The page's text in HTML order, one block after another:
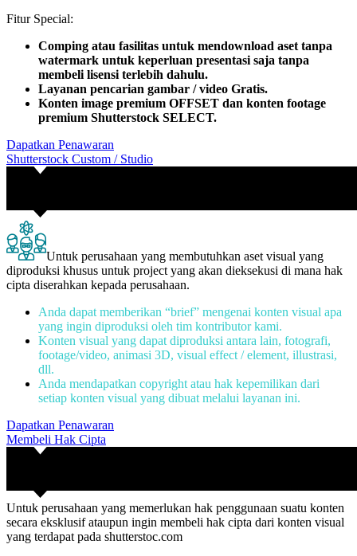
Fitur Special:
Comping atau fasilitas untuk mendownload aset tanpa
watermark untuk keperluan presentasi saja tanpa
membeli lisensi terlebih dahulu.
Layanan pencarian gambar / video Gratis.
Konten image premium OFFSET dan konten footage
premium Shutterstock SELECT.
Dapatkan Penawaran
Shutterstock Custom / Studio
Untuk perusahaan yang membutuhkan aset visual yang
diproduksi khusus untuk project yang akan dieksekusi di mana hak
cipta diserahkan kepada perusahaan.
Anda dapat memberikan “brief” mengenai konten visual apa
yang ingin diproduksi oleh tim kontributor kami.
Konten visual yang dapat diproduksi antara lain, fotografi,
footage/video, animasi 3D, visual effect / element, illustrasi,
dll.
Anda mendapatkan copyright atau hak kepemilikan dari
setiap konten visual yang dibuat melalui layanan ini.
Dapatkan Penawaran
Membeli Hak Cipta
Untuk perusahaan yang memerlukan hak penggunaan suatu konten
secara eksklusif ataupun ingin membeli hak cipta dari konten visual
yang terdapat pada shutterstoc.com